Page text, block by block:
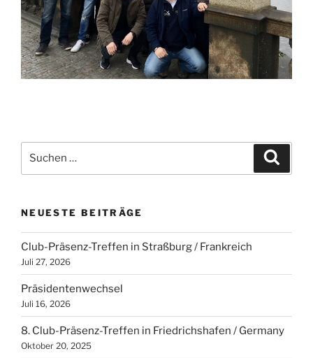
nach:
NEUESTE BEITRÄGE
Club-Präsenz-Treffen in Straßburg / Frankreich
Juli 27, 2026
Präsidentenwechsel
Juli 16, 2026
8. Club-Präsenz-Treffen in Friedrichshafen / Germany
Oktober 20, 2025